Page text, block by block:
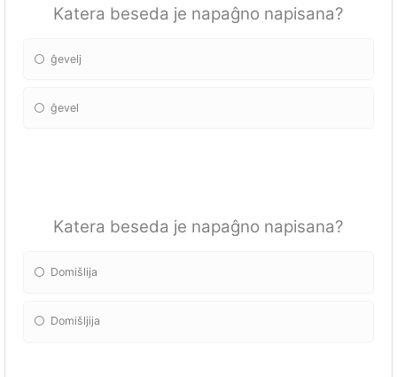
Katera beseda je napaĝno napisana?
ĝevelj
ĝevel
Katera beseda je napaĝno napisana?
Domišlija
Domišljija